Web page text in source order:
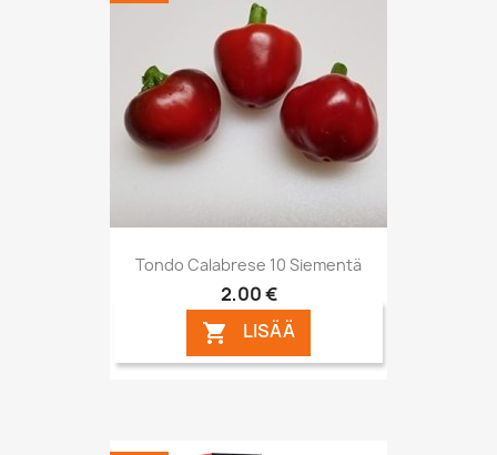
Tondo Calabrese 10 Siementä
2,00 €
 LISÄÄ